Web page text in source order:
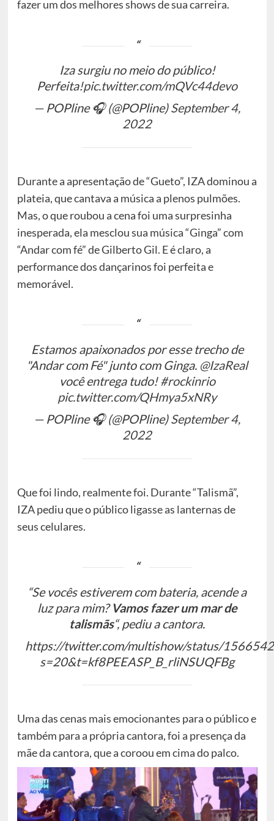
fazer um dos melhores shows de sua carreira.
Iza surgiu no meio do público!
Perfeita!pic.twitter.com/mQVc44devo
— POPline 🎧 (@POPline)September 4,
2022
Durante a apresentação de “Gueto”, IZA dominou a
plateia, que cantava a música a plenos pulmões.
Mas, o que roubou a cena foi uma surpresinha
inesperada, ela mesclou sua música “Ginga” com
“Andar com fé” de Gilberto Gil. E é claro, a
performance dos dançarinos foi perfeita e
memorável.
Estamos apaixonados por esse trecho de
"Andar com Fé" junto com Ginga. @IzaReal
você entrega tudo!#rockinrio
pic.twitter.com/QHmya5xNRy
— POPline 🎧 (@POPline)September 4,
2022
Que foi lindo, realmente foi. Durante “Talismã”,
IZA pediu que o público ligasse as lanternas de
seus celulares.
“Se vocês estiverem com bateria, acende a
luz para mim?Vamos fazer um mar de
talismãs“, pediu a cantora.
https://twitter.com/multishow/status/
s=20&t=kf8PEEASP_B_rliNSUQFBg
Uma das cenas mais emocionantes para o público e
também para a própria cantora, foi a presença da
mãe da cantora, que a coroou em cima do palco.